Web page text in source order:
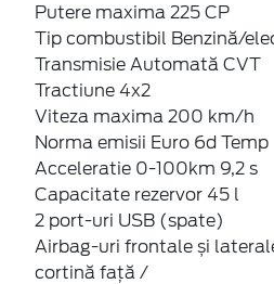
Putere maxima 225 CP
Tip combustibil Benzină/
Transmisie Automată CVT
Tractiune 4x2
Viteza maxima 200 km/h
Norma emisii Euro 6d Temp
Acceleratie 0-100km 9,2 s
Capacitate rezervor 45 l
2 port-uri USB (spate)
Airbag-uri frontale și
cortină faţă /